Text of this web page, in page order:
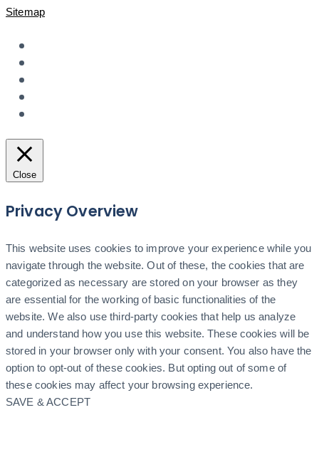
Sitemap
Close
Privacy Overview
This website uses cookies to improve your experience while you
navigate through the website. Out of these, the cookies that are
categorized as necessary are stored on your browser as they
are essential for the working of basic functionalities of the
website. We also use third-party cookies that help us analyze
and understand how you use this website. These cookies will be
stored in your browser only with your consent. You also have the
option to opt-out of these cookies. But opting out of some of
these cookies may affect your browsing experience.
SAVE & ACCEPT